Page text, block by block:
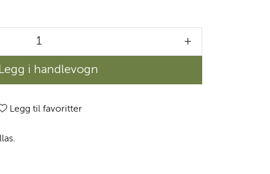
+
Legg i handlevogn
Legg til favoritter